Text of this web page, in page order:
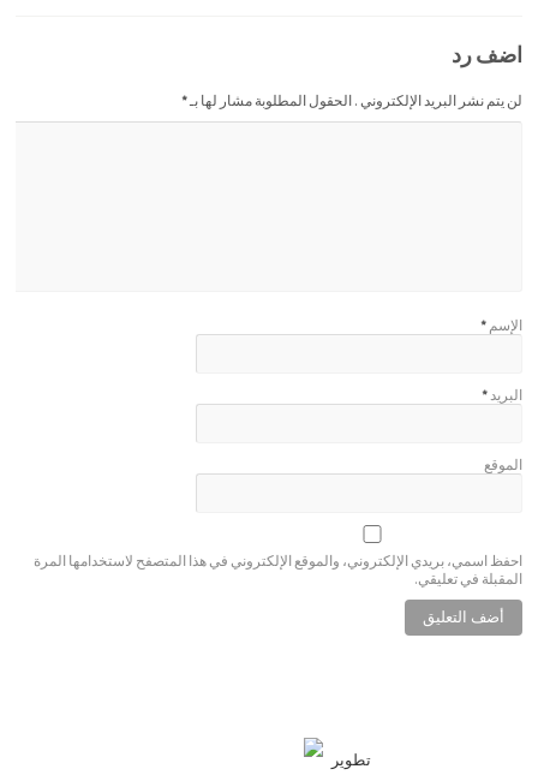
اضف رد
لن يتم نشر البريد الإلكتروني . الحقول المطلوبة مشار لها بـ*
الإسم *
البريد*
الموقع
احفظ اسمي، بريدي الإلكتروني، والموقع الإلكتروني في هذا المتصفح لاستخدامها المرة
المقبلة في تعليقي.
تطوير